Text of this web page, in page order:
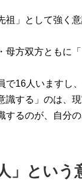
祖」として強く
母方双方ともに
16人いますし
する」のは、
るのが、自分
」という